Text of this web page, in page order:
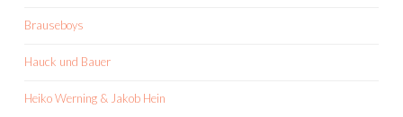
Brauseboys
Hauck und Bauer
Heiko Werning & Jakob Hein